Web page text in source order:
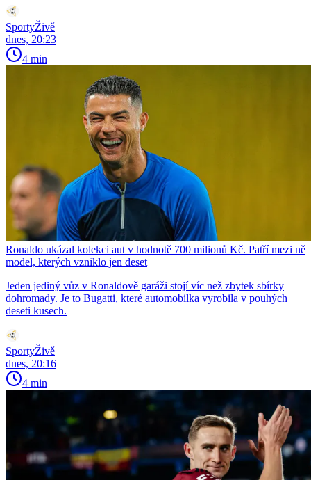
SportyŽivě
dnes, 20:23
4 min
Ronaldo ukázal kolekci aut v hodnotě 700 milionů Kč. Patří mezi ně
model, kterých vzniklo jen deset
Jeden jediný vůz v Ronaldově garáži stojí víc než zbytek sbírky
dohromady. Je to Bugatti, které automobilka vyrobila v pouhých
deseti kusech.
SportyŽivě
dnes, 20:16
4 min